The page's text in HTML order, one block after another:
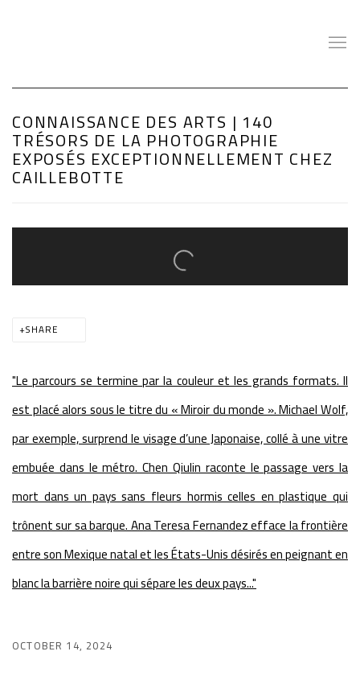
CONNAISSANCE DES ARTS | 140
TRÉSORS DE LA PHOTOGRAPHIE
EXPOSÉS EXCEPTIONNELLEMENT CHEZ
CAILLEBOTTE
SHARE
"Le parcours se termine par la couleur et les grands formats. Il
est placé alors sous le titre du « Miroir du monde ». Michael Wolf,
par exemple, surprend le visage d’une Japonaise, collé à une vitre
embuée dans le métro. Chen Qiulin raconte le passage vers la
mort dans un pays sans fleurs hormis celles en plastique qui
trônent sur sa barque. Ana Teresa Fernandez efface la frontière
entre son Mexique natal et les États-Unis désirés en peignant en
blanc la barrière noire qui sépare les deux pays..."
OCTOBER 14, 2024